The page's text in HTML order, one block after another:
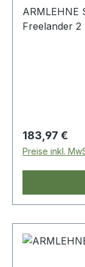
ARMLEHNE
Freelander 2
Regulärer
183,97 €
Preise inkl.